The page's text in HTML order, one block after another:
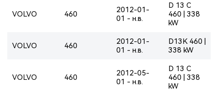
VOLVO 460
2012-01-
01 - н.в.
D 13 C
460 | 338
kW
VOLVO 460
2012-01-
01 - н.в.
D13K 460 |
338 kW
VOLVO 460
2012-05-
01 - н.в.
D 13 C
460 | 338
kW